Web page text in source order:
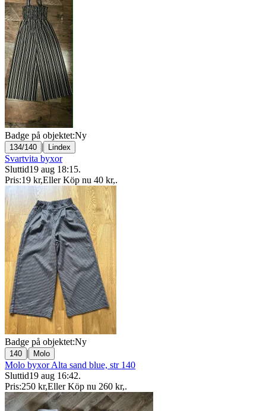
Badge på objektet:Ny
134/140 | Lindex
Svartvita byxor
Sluttid19 aug 18:15.
Pris:19 kr,Eller Köp nu 40 kr,.
Badge på objektet:Ny
140 | Molo
Molo byxor Alta sand blue, str 140
Sluttid19 aug 16:42.
Pris:250 kr,Eller Köp nu 260 kr,.